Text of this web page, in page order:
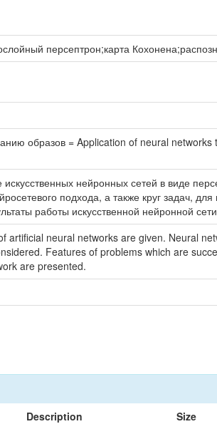
персептрон;карта
образов = Application of neural
нейронных сетей в виде
подхода, а также круг задач,
работы искусственной нейронной
artificial neural networks are given. Neural
Features of problems which are
are presented.
Description Size